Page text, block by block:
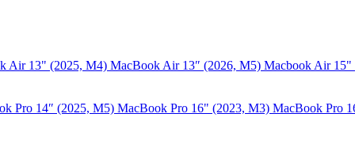
Air 13" (2025, M4) MacBook Air 13″ (2026, M5) Macbook Air 15"
Pro 14″ (2025, M5) MacBook Pro 16" (2023, M3) MacBook Pro